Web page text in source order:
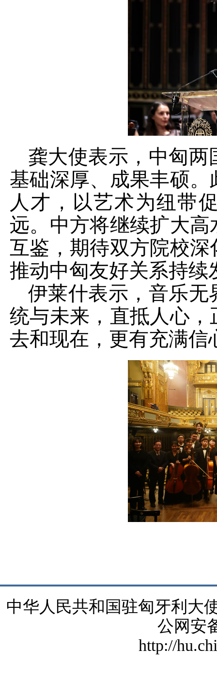
龚大使表示，中匈
基础深厚、成果丰硕
人才，以艺术为纽带
远。中方将继续扩大
互鉴，期待双方院校
推动中匈友好关系持续
伊莱什表示，音乐
统与未来，直抵人心
去和现在，更有充满信
中华人民共和国驻匈牙利大
公网安
http://